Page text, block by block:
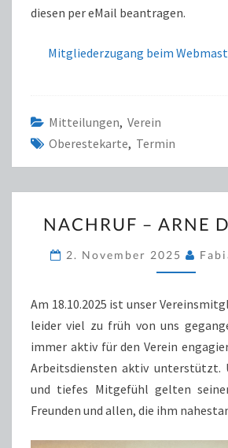
diesen per eMail beantragen.
Mitgliederzugang beim
Mitteilungen, Verein
Oberestekarte, Termin
–
ARNE
NACHRUF – ARNE
2. November 2025
Am 18.10.2025 ist unser
leider viel zu früh von uns
immer aktiv für den Verein
Arbeitsdiensten aktiv unterstützt.
und tiefes Mitgefühl gelten
Freunden und allen, die ihm